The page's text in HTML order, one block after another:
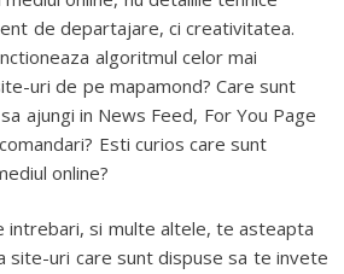
de departajare, ci creativitatea.
algoritmul celor mai
uri de pe mapamond? Care sunt
ajungi in News Feed, For You Page
Esti curios care sunt
online?
intrebari, si multe altele, te asteapta
site-uri care sunt dispuse sa te invete